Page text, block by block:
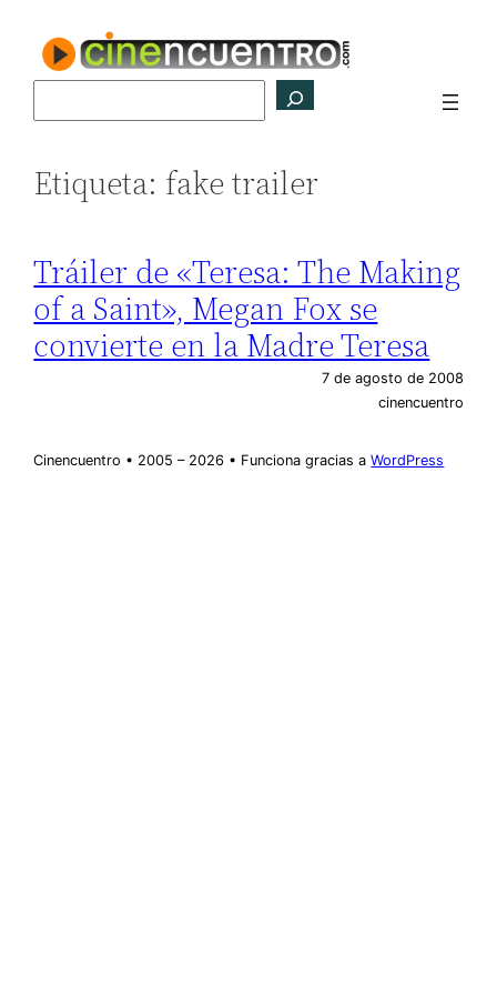
contenido
Etiqueta: fake trailer
Tráiler de «Teresa: The Making
of a Saint», Megan Fox se
convierte en la Madre Teresa
7 de agosto de 2008
cinencuentro
Cinencuentro • 2005 – 2026 • Funciona gracias aWordPress